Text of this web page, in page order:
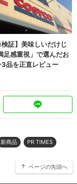
新商品 PR TIMES
ページの先頭へ